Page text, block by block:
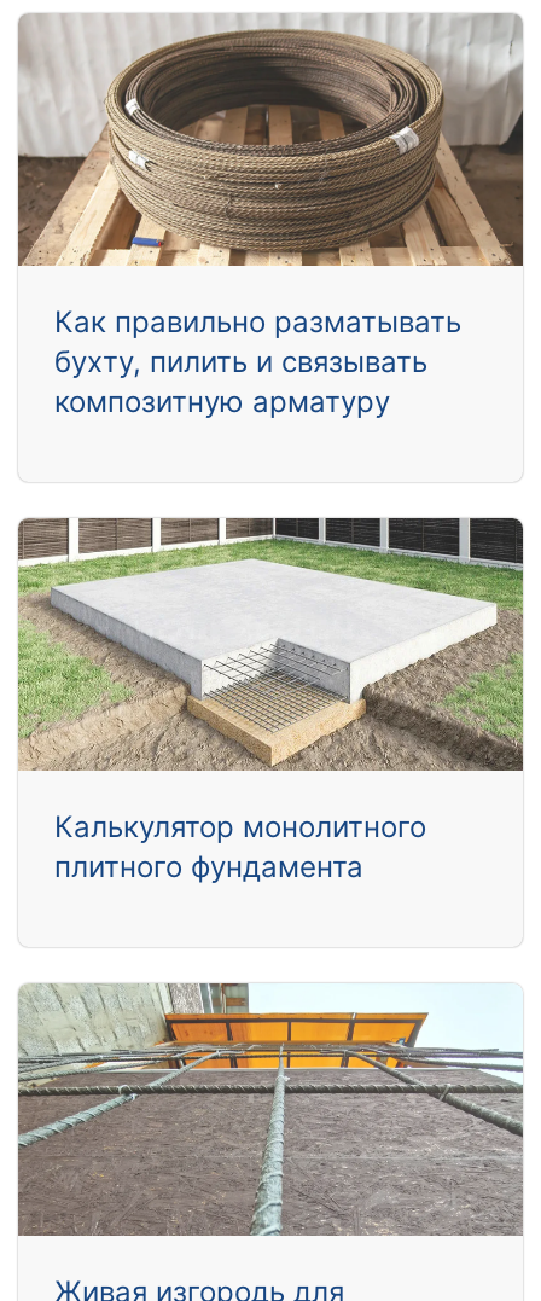
Как правильно разматывать
бухту, пилить и связывать
композитную арматуру
Калькулятор монолитного
плитного фундамента
Живая изгородь для